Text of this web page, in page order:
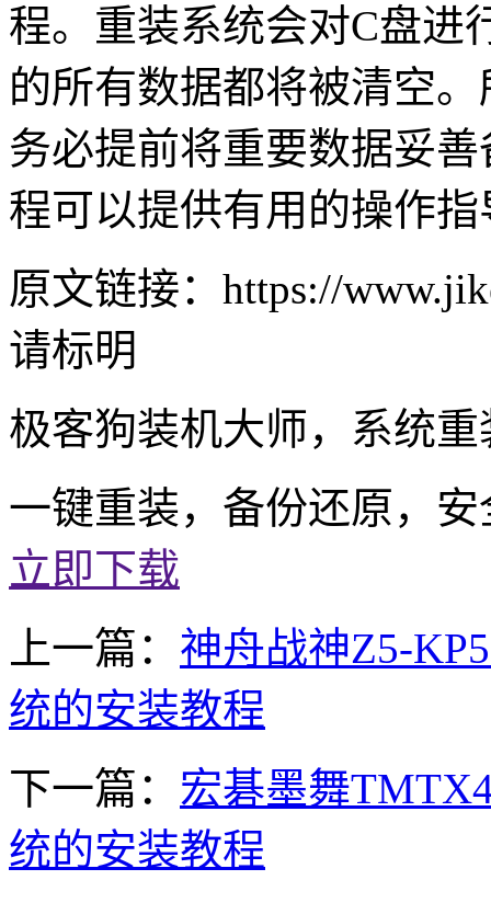
程。重装系统会对C盘进
的所有数据都将被清空
务必提前将重要数据妥
程可以提供有用的操作指
原文链接：https://
请标明
极客狗装机大师，系统
一键重装，备份还原，
立即下载
上一篇： 神舟战神Z5-
统的安装教程
下一篇： 宏碁墨舞
统的安装教程